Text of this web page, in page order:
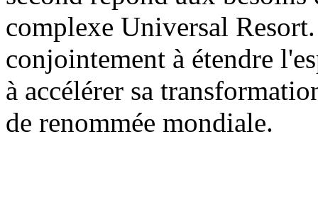
complexe Universal
conjointement à étendre
à accélérer sa
de renommée mondiale.